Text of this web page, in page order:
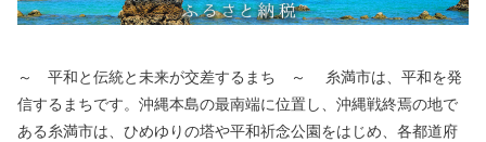
～ 平和と伝統と未来が交差するまち ～ 糸満市は、平和を発
信するまちです。沖縄本島の最南端に位置し、沖縄戦終焉の地で
ある糸満市は、ひめゆりの塔や平和祈念公園をはじめ、各都道府